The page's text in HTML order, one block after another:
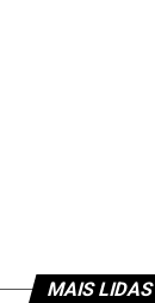
MAIS LIDAS